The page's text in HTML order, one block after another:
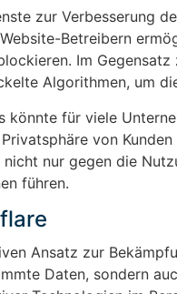
zur Verbesserung
Betreibern
Im
Algorithmen, um
könnte für viele
von
nur gegen die
führen.
Ansatz zur
Daten, sondern